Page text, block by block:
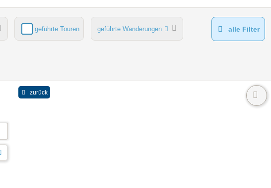
geführte Touren geführte Wanderungen alle Filter
zurück